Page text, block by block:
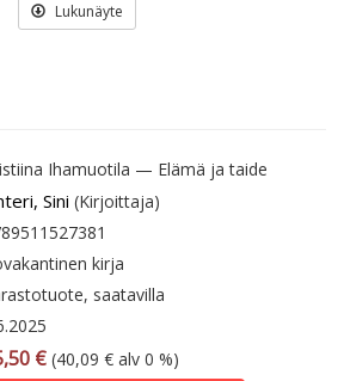
Lukunäyte
Ihamuotila — Elämä ja taide
Sini (Kirjoittaja)
kirja
saatavilla
€ (40,09 € alv 0 %)